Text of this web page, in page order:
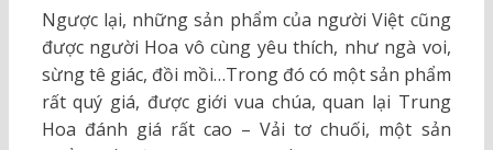
Ngược lại, những sản phẩm của người Việt cũng
được người Hoa vô cùng yêu thích, như ngà voi,
sừng tê giác, đồi mồi…Trong đó có một sản phẩm
rất quý giá, được giới vua chúa, quan lại Trung
Hoa đánh giá rất cao – Vải tơ chuối, một sản